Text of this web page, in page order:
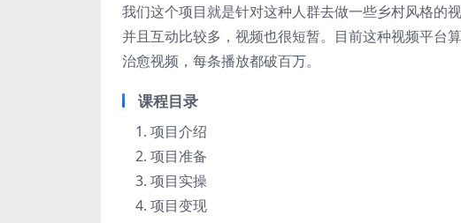
我们这个项目就是针对这种人群去做一些乡村风格的
并且互动比较多，视频也很短暂。目前这种视频平台
治愈视频，每条播放都破百万。
课程目录
项目介绍
项目准备
项目实操
项目变现